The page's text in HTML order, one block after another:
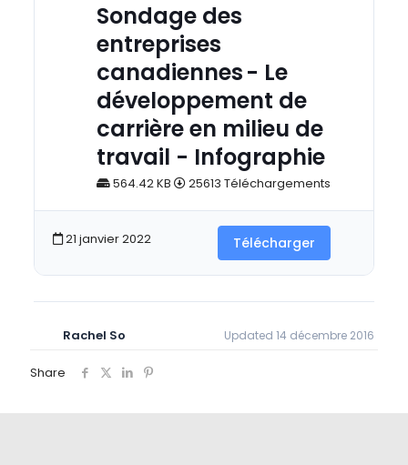
Sondage des
entreprises
canadiennes - Le
développement de
carrière en milieu de
travail - Infographie
564.42 KB 25613 Téléchargements
21 janvier 2022 Télécharger
Rachel So Updated 14 décembre 2016
Share